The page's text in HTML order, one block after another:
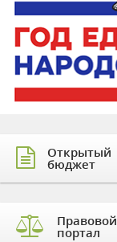
Открытый
бюджет
Правовой
портал